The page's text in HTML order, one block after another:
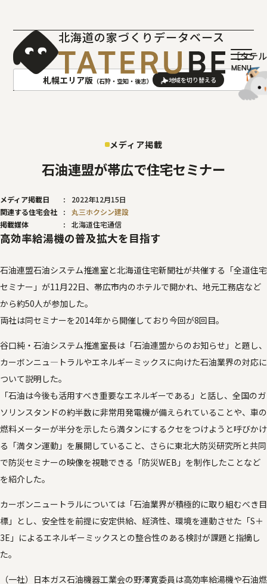
北海道の家づくりデータベース
［タテ
札幌エリア版 （石狩・空知・後志）
札幌(石狩･空知･後志)版
旭川(上川･留萌･宗谷)版
函館(渡島･檜山)版
帯広(十勝)版
北見(オホーツク)版
メディア掲載
石油連盟が帯広で住宅セミナー
メディア掲載日
2022年12月15日
関連する住宅会社
丸三ホクシン建設
掲載媒体
北海道住宅通信
高効率給湯機の普及拡大を目指す
石油連盟石油システム推進室と北海道住宅新聞社が共催する「全道住宅
セミナー」が11月22日、帯広市内のホテルで開かれ、地元工務店など
から約50人が参加した。
両社は同セミナーを2014年から開催しており今回が8回目。
谷口純・石油システム推進室長は「石油連盟からのお知らせ」と題し、
カーボンニュ―トラルやエネルギーミックスに向けた石油業界の対応に
ついて説明した。
「石油は今後も活用すべき重要なエネルギーである」と話し、全国のガ
ソリンスタンドの約半数に非常用発電機が備えられていることや、車の
燃料メーターが半分を示したら満タンにするクセをつけようと呼びかけ
る「満タン運動」を展開していること、さらに東北大防災研究所と共同
で防災セミナーの映像を視聴できる「防災WEB」を制作したことなど
を紹介した。
カーボンニュートラルについては「石油業界が積極的に取り組むべき目
標」とし、安全性を前提に安定供給、経済性、環境を連動させた「S＋
3E」によるエネルギーミックスとの整合性のある検討が課題と指摘し
た。
（一社）日本ガス石油機器工業会の野澤寛委員は高効率給湯機や石油燃